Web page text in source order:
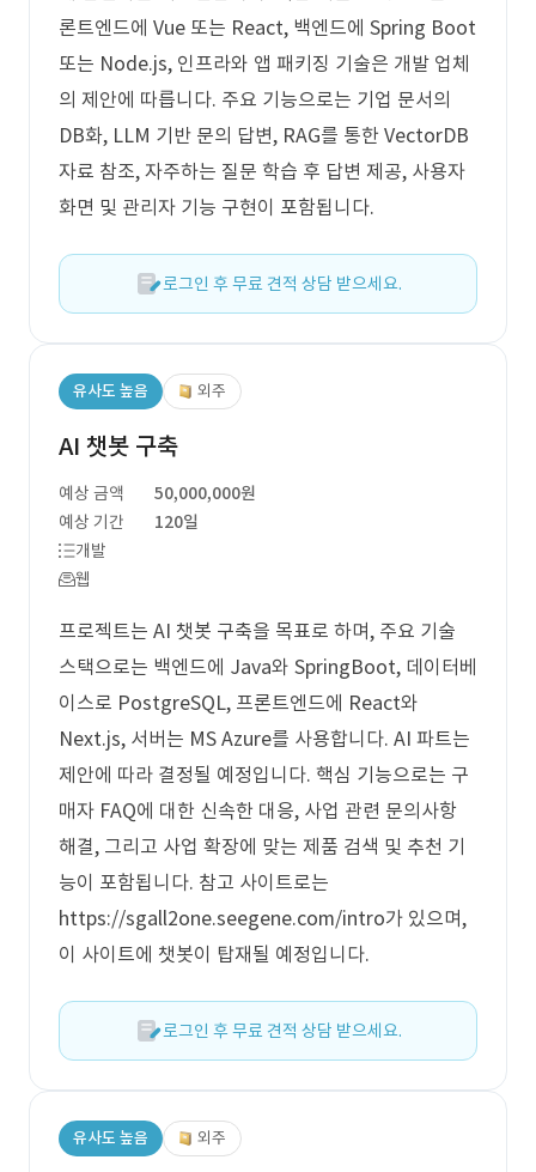
론트엔드에 Vue 또는 React, 백엔드에 Spring Boot
또는 Node.js, 인프라와 앱 패키징 기술은 개발 업체
의 제안에 따릅니다. 주요 기능으로는 기업 문서의
DB화, LLM 기반 문의 답변, RAG를 통한 VectorDB
자료 참조, 자주하는 질문 학습 후 답변 제공, 사용자
화면 및 관리자 기능 구현이 포함됩니다.
로그인 후 무료 견적 상담 받으세요.
유사도 높음 외주
AI 챗봇 구축
예상 금액
50,000,000원
예상 기간
120일
개발
웹
프로젝트는 AI 챗봇 구축을 목표로 하며, 주요 기술
스택으로는 백엔드에 Java와 SpringBoot, 데이터베
이스로 PostgreSQL, 프론트엔드에 React와
Next.js, 서버는 MS Azure를 사용합니다. AI 파트는
제안에 따라 결정될 예정입니다. 핵심 기능으로는 구
매자 FAQ에 대한 신속한 대응, 사업 관련 문의사항
해결, 그리고 사업 확장에 맞는 제품 검색 및 추천 기
능이 포함됩니다. 참고 사이트로는
https://sgall2one.seegene.com/intro가 있으며,
이 사이트에 챗봇이 탑재될 예정입니다.
로그인 후 무료 견적 상담 받으세요.
유사도 높음 외주